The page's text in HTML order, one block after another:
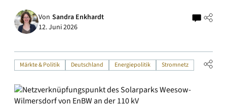
Von Sandra Enkhardt
12. Juni 2026
Märkte & Politik Deutschland Energiepolitik Stromnetz